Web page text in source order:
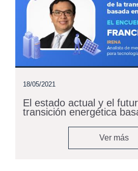
18/05/2021
El estado actual y el
transición energética
Ver más